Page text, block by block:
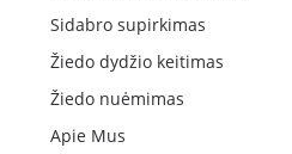
Sidabro supirkimas
Žiedo dydžio keitimas
Žiedo nuėmimas
Apie Mus